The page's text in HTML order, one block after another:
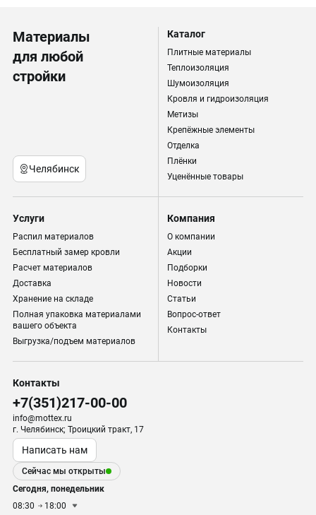
Материалы
для любой
стройки
Челябинск
Каталог
Плитные материалы
Теплоизоляция
Шумоизоляция
Кровля и гидроизоляция
Метизы
Крепёжные элементы
Отделка
Плёнки
Уценённые товары
Услуги
Распил материалов
Бесплатный замер кровли
Расчет материалов
Доставка
Хранение на складе
Полная упаковка материалами
вашего объекта
Выгрузка/подъем материалов
Компания
О компании
Акции
Подборки
Новости
Статьи
Вопрос-ответ
Контакты
Контакты
+7(351)217-00-00
info@mottex.ru
г. Челябинск; Троицкий тракт, 17
Написать нам
Сейчас мы открыты
Сегодня, понедельник
08:30
18:00